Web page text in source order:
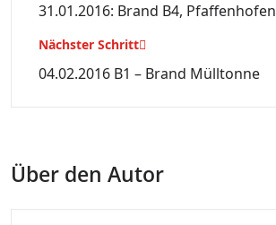
31.01.2016: Brand B4, Pfaffenhofen
Nächster Schritt
04.02.2016 B1 – Brand Mülltonne
Über den Autor